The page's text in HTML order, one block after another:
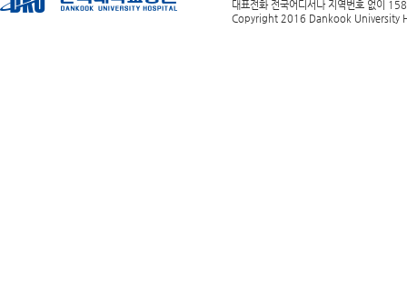
대표전화 전국어디서나 지역번호 없이
Copyright 2016 Dankook University